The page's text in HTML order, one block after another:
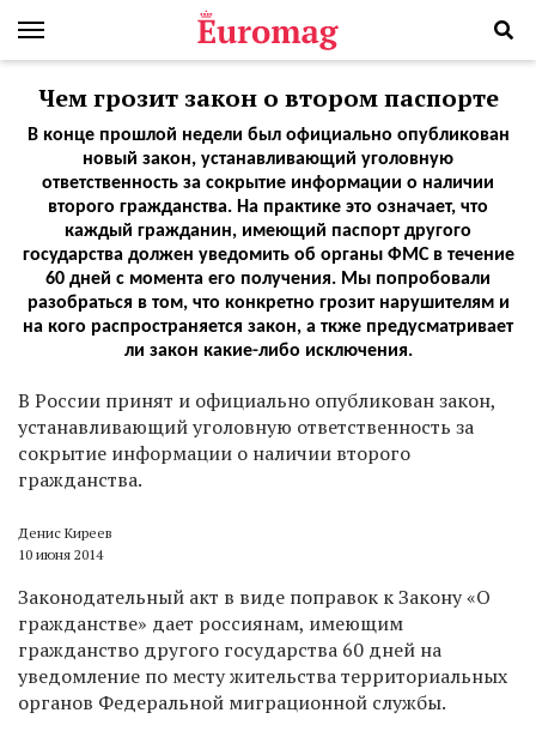
Чем грозит закон о втором паспорте
В конце прошлой недели был официально опубликован
новый закон, устанавливающий уголовную
ответственность за сокрытие информации о наличии
второго гражданства. На практике это означает, что
каждый гражданин, имеющий паспорт другого
государства должен уведомить об органы ФМС в течение
60 дней с момента его получения. Мы попробовали
разобраться в том, что конкретно грозит нарушителям и
на кого распространяется закон, а ткже предусматривает
ли закон какие-либо исключения.
В России принят и официально опубликован закон,
устанавливающий уголовную ответственность за
сокрытие информации о наличии второго
гражданства.
Денис Киреев
10 июня 2014
Законодательный акт в виде поправок к Закону «О
гражданстве» дает россиянам, имеющим
гражданство другого государства 60 дней на
уведомление по месту жительства территориальных
органов Федеральной миграционной службы.